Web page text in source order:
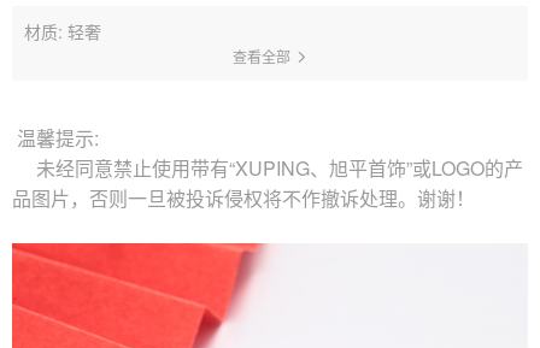
材质: 轻奢
查看全部
温馨提示:
未经同意禁止使用带有“XUPING、旭平首饰”或LOGO的产
品图片，否则一旦被投诉侵权将不作撤诉处理。谢谢！